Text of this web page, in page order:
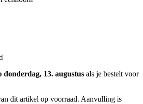
13. augustus als je bestelt voor
dit artikel op voorraad. Aanvulling is